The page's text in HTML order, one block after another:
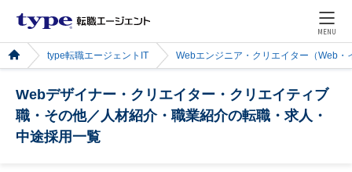
MENU
type転職エージェントIT Webエンジニア・クリエイター（Web・
Webデザイナー・クリエイター・クリエイティブ
職・その他／人材紹介・職業紹介の転職・求人・
中途採用一覧